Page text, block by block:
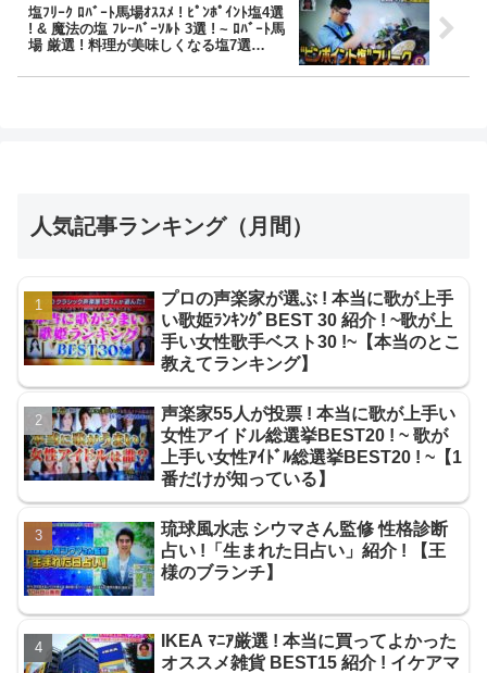
塩ﾌﾘｰｸ ﾛﾊﾞｰﾄ馬場ｵｽｽﾒ ! ﾋﾟﾝﾎﾟｲﾝﾄ塩4選
! & 魔法の塩 ﾌﾚｰﾊﾞｰｿﾙﾄ 3選 ! ~ ﾛﾊﾞｰﾄ馬
場 厳選 ! 料理が美味しくなる塩7選
人気記事ランキング（月間）
プロの声楽家が選ぶ ! 本当に歌が上手
い歌姫ﾗﾝｷﾝｸﾞBEST 30 紹介 ! ~歌が上
手い女性歌手ベスト30 !~【本当のとこ
教えてランキング】
声楽家55人が投票 ! 本当に歌が上手い
女性アイドル総選挙BEST20 ! ~ 歌が
上手い女性ｱｲﾄﾞﾙ総選挙BEST20 ! ~【1
番だけが知っている】
琉球風水志 シウマさん監修 性格診断
占い !「生まれた日占い」紹介 ! 【王
様のブランチ】
IKEA ﾏﾆｱ厳選 ! 本当に買ってよかった
オススメ雑貨 BEST15 紹介 ! イケアマ